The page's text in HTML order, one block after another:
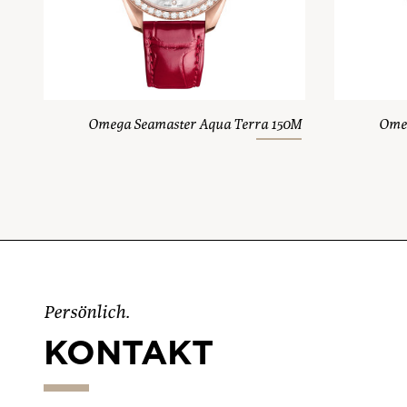
Omega Seamaster Aqua Terra 150M
Persönlich.
KONTAKT